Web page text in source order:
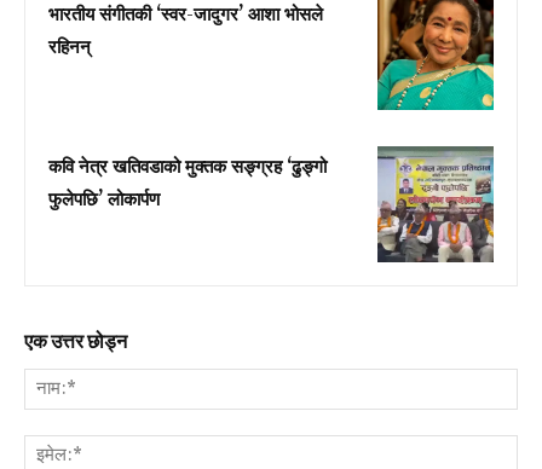
भारतीय संगीतकी ‘स्वर-जादुगर’ आशा भोसले
रहिनन्
कवि नेत्र खतिवडाको मुक्तक सङ्ग्रह ‘ढुङ्गो
फुलेपछि’ लोकार्पण
एक उत्तर छोड्न